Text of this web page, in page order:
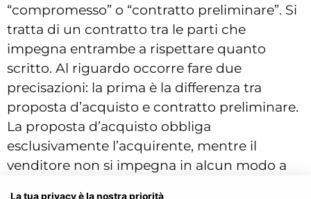
“compromesso” o “contratto preliminare”. Si
tratta di un contratto tra le parti che
impegna entrambe a rispettare quanto
scritto. Al riguardo occorre fare due
precisazioni: la prima è la differenza tra
proposta d’acquisto e contratto preliminare.
La proposta d’acquisto obbliga
esclusivamente l’acquirente, mentre il
venditore non si impegna in alcun modo a
La tua privacy è la nostra priorità